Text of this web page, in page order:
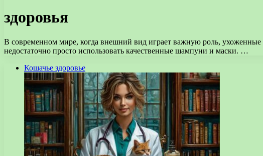
здоровья
В современном мире, когда внешний вид играет важную роль,
недостаточно просто использовать качественные шампуни и маски. …
Кошачье здоровье